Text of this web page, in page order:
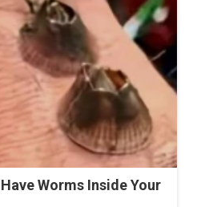
Worms Inside Your